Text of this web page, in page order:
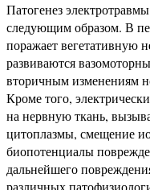
Патогенез
следующим образом. В
поражает вегетативную
развиваются
вторичным изменениям
Кроме того,
на нервную ткань,
цитоплазмы, смещение
биопотенциалы
дальнейшего
различных